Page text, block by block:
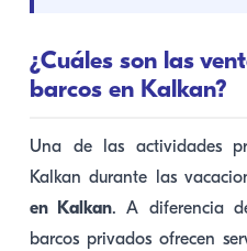
¿Cuáles son las
barcos en Kalkan?
Una de las actividades
Kalkan durante las
en Kalkan. A diferencia
barcos privados ofrecen